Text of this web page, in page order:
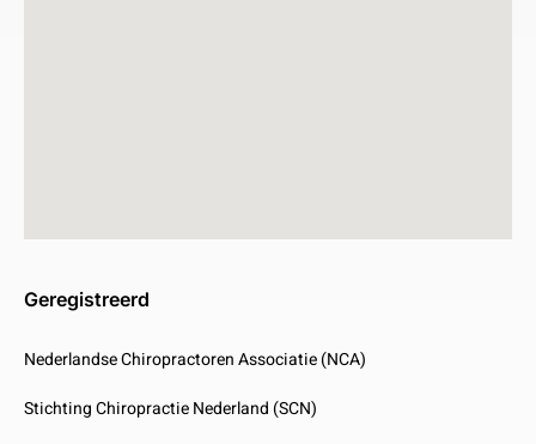
Geregistreerd
Nederlandse Chiropractoren Associatie (NCA)
Stichting Chiropractie Nederland (SCN)